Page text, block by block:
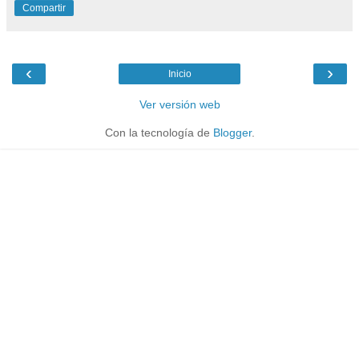
Compartir
‹ ›
Inicio
Ver versión web
Con la tecnología de Blogger.